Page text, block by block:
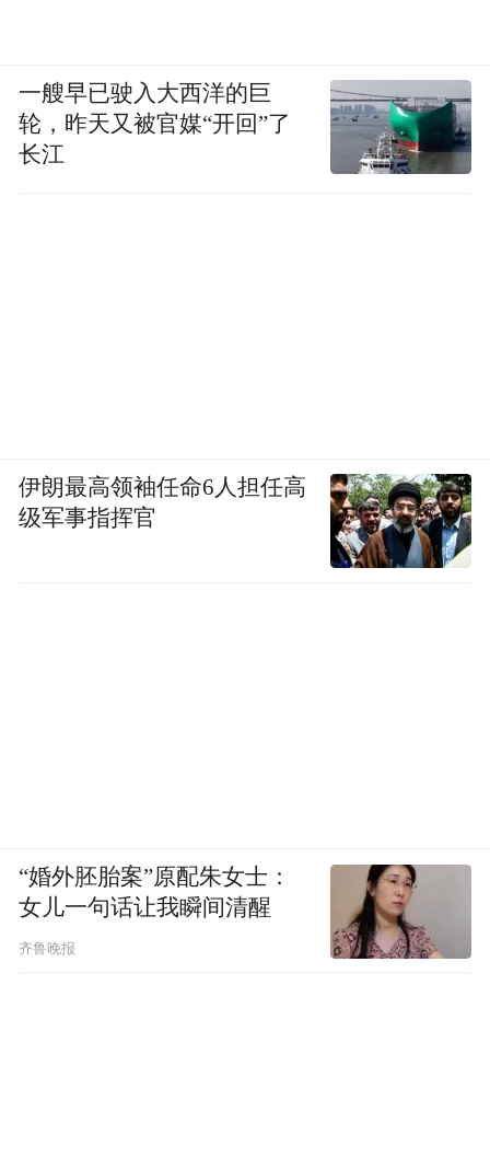
一艘早已驶入大西洋的巨
轮，昨天又被官媒“开回”了
长江
伊朗最高领袖任命6人担任高
级军事指挥官
“婚外胚胎案”原配朱女士：
女儿一句话让我瞬间清醒
齐鲁晚报